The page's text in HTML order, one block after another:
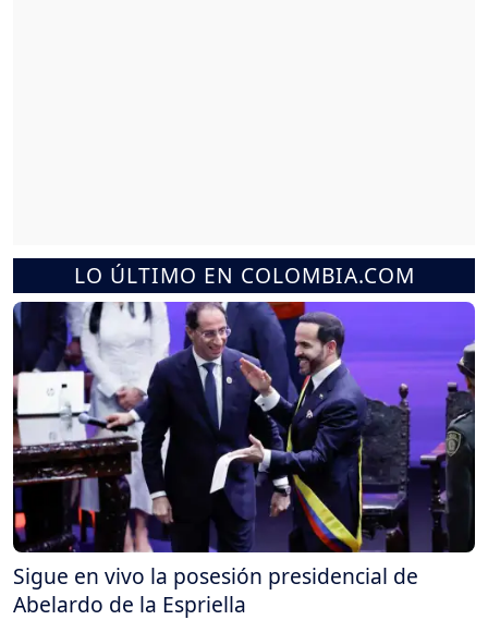
LO ÚLTIMO EN COLOMBIA.COM
Sigue en vivo la posesión presidencial de
Abelardo de la Espriella